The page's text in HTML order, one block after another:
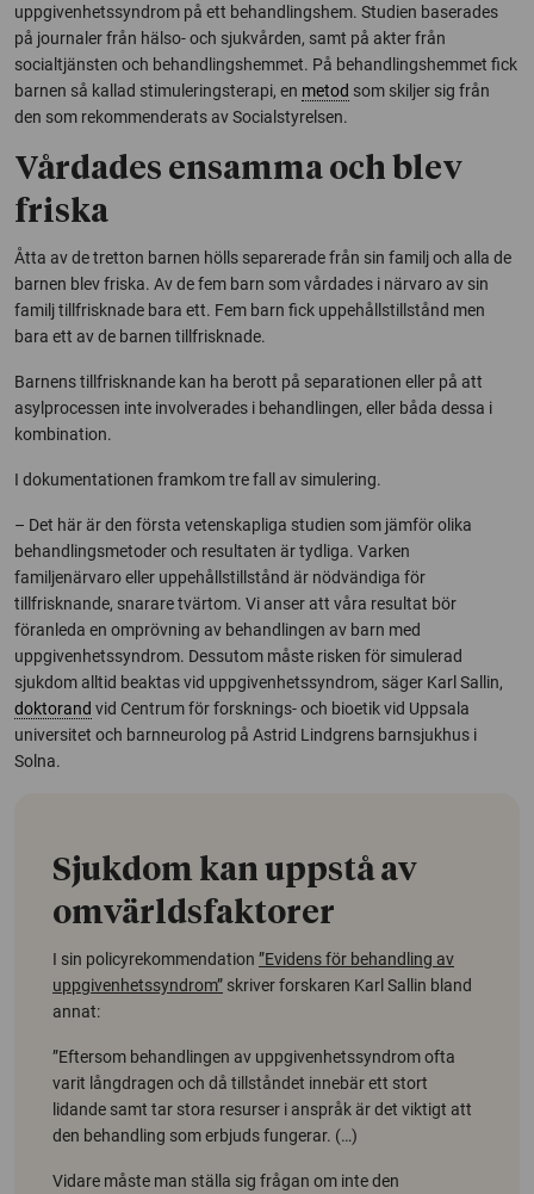
uppgivenhetssyndrom på ett behandlingshem. Studien baserades
på journaler från hälso- och sjukvården, samt på akter från
socialtjänsten och behandlingshemmet. På behandlingshemmet fick
barnen så kallad stimuleringsterapi, en metod som skiljer sig från
den som rekommenderats av Socialstyrelsen.
Vårdades ensamma och blev
friska
Åtta av de tretton barnen hölls separerade från sin familj och alla de
barnen blev friska. Av de fem barn som vårdades i närvaro av sin
familj tillfrisknade bara ett. Fem barn fick uppehållstillstånd men
bara ett av de barnen tillfrisknade.
Barnens tillfrisknande kan ha berott på separationen eller på att
asylprocessen inte involverades i behandlingen, eller båda dessa i
kombination.
I dokumentationen framkom tre fall av simulering.
– Det här är den första vetenskapliga studien som jämför olika
behandlingsmetoder och resultaten är tydliga. Varken
familjenärvaro eller uppehållstillstånd är nödvändiga för
tillfrisknande, snarare tvärtom. Vi anser att våra resultat bör
föranleda en omprövning av behandlingen av barn med
uppgivenhetssyndrom. Dessutom måste risken för simulerad
sjukdom alltid beaktas vid uppgivenhetssyndrom, säger Karl Sallin,
doktorand vid Centrum för forsknings- och bioetik vid Uppsala
universitet och barnneurolog på Astrid Lindgrens barnsjukhus i
Solna.
Sjukdom kan uppstå av
omvärldsfaktorer
I sin policyrekommendation ”Evidens för behandling av
uppgivenhetssyndrom” skriver forskaren Karl Sallin bland
annat:
”Eftersom behandlingen av uppgivenhetssyndrom ofta
varit långdragen och då tillståndet innebär ett stort
lidande samt tar stora resurser i anspråk är det viktigt att
den behandling som erbjuds fungerar. (…)
Vidare måste man ställa sig frågan om inte den